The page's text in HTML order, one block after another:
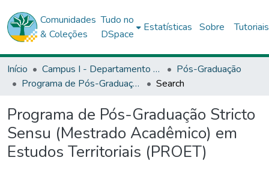
Comunidades
& Coleções
Tudo no
DSpace
Estatísticas Sobre Tutoriais
Início Campus I - Departamento de Ciências Exata e da Terra (DCET) - Salvador
Pós-Graduação
Programa de Pós-Graduação Stricto Sensu (Mestrado Acadêmico) em Estudos Territoriais (PROET)
Search
Programa de Pós-Graduação Stricto
Sensu (Mestrado Acadêmico) em
Estudos Territoriais (PROET)